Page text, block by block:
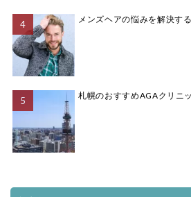
メンズヘアの悩みを解決す
札幌のおすすめAGAクリニ